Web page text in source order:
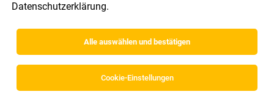
Datenschutzerklärung.
Alle auswählen und bestätigen
Cookie-Einstellungen